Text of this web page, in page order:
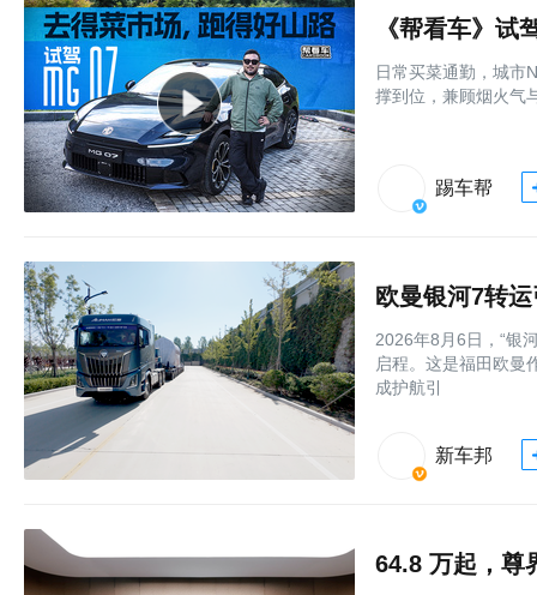
《帮看车》试
日常买菜通勤，城市
撑到位，兼顾烟火气
踢车帮
欧曼银河7转
2026年8月6日，“银
启程。这是福田欧曼
成护航引
新车邦
64.8 万起，尊